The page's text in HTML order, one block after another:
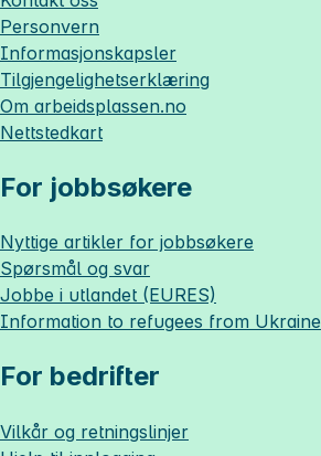
Personvern
Informasjonskapsler
Tilgjengelighetserklæring
Om arbeidsplassen.no
Nettstedkart
For jobbsøkere
Nyttige artikler for jobbsøkere
Spørsmål og svar
Jobbe i utlandet (EURES)
Information to refugees from Ukraine
For bedrifter
Vilkår og retningslinjer